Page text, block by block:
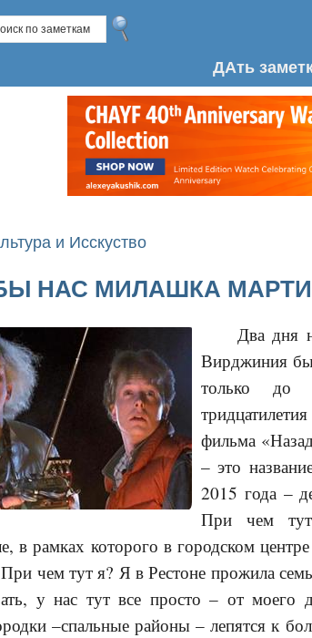
ДАть
и Исскуство
НАС МИЛАШКА
Два дня
Вирджиния
только до
фильма
– это
2015 года –
При чем
в рамках которого в городском
чем тут я? Я в Рестоне прожила
у нас тут все просто – от
–спальные районы – лепятся к